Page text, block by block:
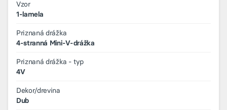
Vzor
1-lamela
Priznaná drážka
4-stranná Mini-V-drážka
Priznaná drážka - typ
4V
Dekor/drevina
Dub